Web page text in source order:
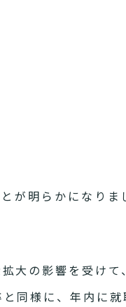
が明らかになりま
大の影響を受けて
同様に、年内に就